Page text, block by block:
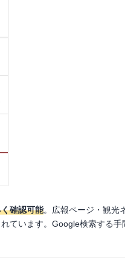
確認可能。広報ページ・観光
ています。Google検索する手